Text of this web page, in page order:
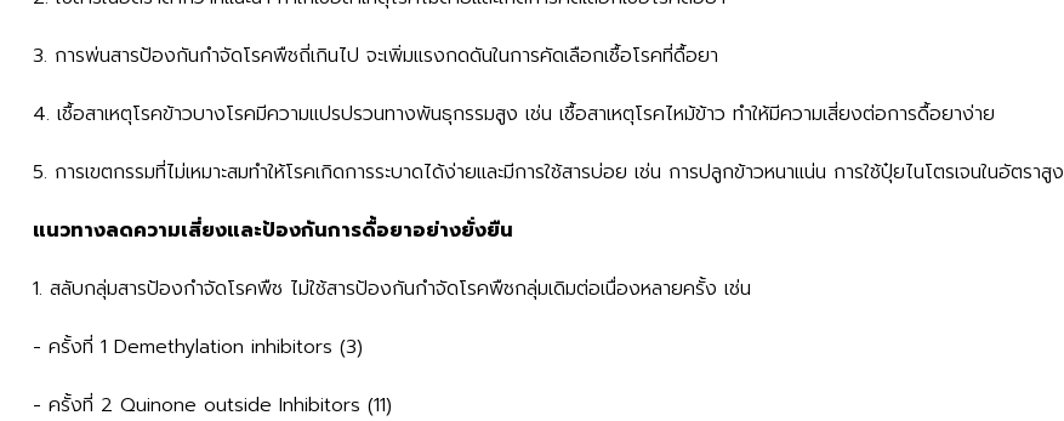
3. การพ่นสารป้องกันกำจัดโรคพืชถี่เกินไป จะเพิ่มแรงกดดันในการคัดเลือกเชื้อโรคที่ดื้อยา
4. เชื้อสาเหตุโรคข้าวบางโรคมีความแปรปรวนทางพันธุกรรมสูง เช่น เชื้อสาเหตุโรคไหม้ข้าว ทำให้มีความเสี่ยงต่อการดื้อยาง่าย
5. การเขตกรรมที่ไม่เหมาะสมทำให้โรคเกิดการระบาดได้ง่ายและมีการใช้สารบ่อย เช่น การปลูกข้าวหนาแน่น การใช้ปุ๋ยไนโตรเจนในอัตราสูง
แนวทางลดความเสี่ยงและป้องกันการดื้อยาอย่างยั่งยืน
1. สลับกลุ่มสารป้องกำจัดโรคพืช ไม่ใช้สารป้องกันกำจัดโรคพืชกลุ่มเดิมต่อเนื่องหลายครั้ง เช่น
- ครั้งที่ 1 Demethylation inhibitors (3)
- ครั้งที่ 2 Quinone outside Inhibitors (11)